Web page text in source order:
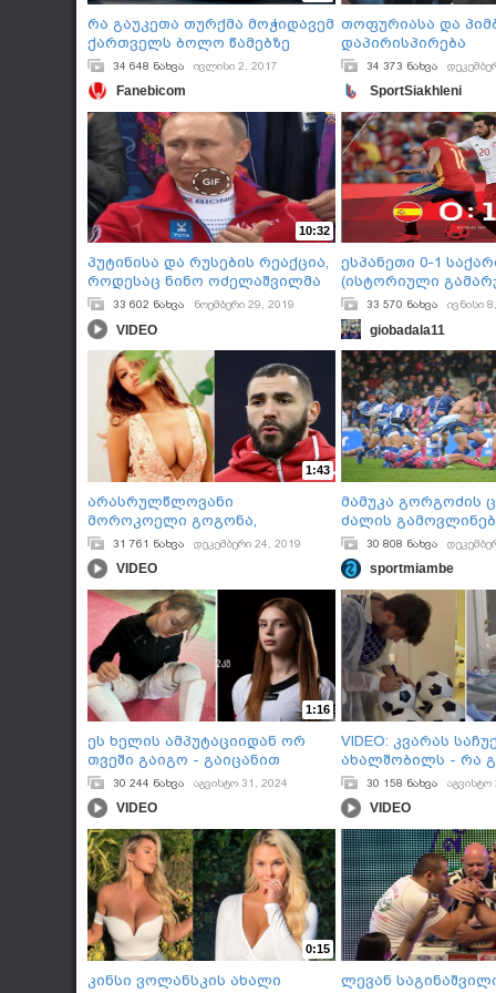
რა გაუკეთა თურქმა მოჭიდავემ
ქართველს ბოლო წამებზე
34 648 ნახვა ივლისი 2, 2017
Fanebicom
თოფურიასა და
დაპირისპირება
34 373 ნახვა
SportSiakhleni
10:32
პუტინისა და რუსების რეაქცია,
როდესაც ნინო ოძელაშვილმა
რუსეთში გამარჯვების შემდეგ
ქართულად იცეკვა
33 602 ნახვა ნოემბერი 29, 2019
VIDEO
ესპანეთი 0-1
(ისტორიული
33 570 ნახვა ივნისი
giobadala11
1:43
არასრულწლოვანი
მოროკოელი გოგონა,
რომელმაც ბენზემას და
რიბერის სანაკრებო კარიერა
დაუსრულა
31 761 ნახვა დეკემბერი 24, 2019
VIDEO
მამუკა გორგოძის
ძალის
30 808 ნახვა
sportmiambe
1:16
ეს ხელის ამპუტაციიდან ორ
თვეში გაიგო - გაიცანით
პარალიმპიადის 19 წლის
პრიზიორი ანა ჯაფარიძე
[VIDEO]
30 244 ნახვა აგვისტო 31, 2024
VIDEO
VIDEO: კვარას
ახალშობილს - რა
ხვიჩამ კლინიკაში
შვილის გაჩენის
30 158 ნახვა აგვისტო
VIDEO
0:15
კინსი ვოლანსკის ახალი
ლევან